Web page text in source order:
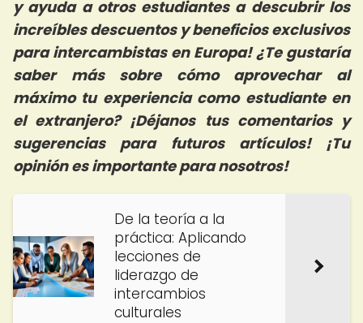
y ayuda a otros estudiantes a descubrir los
increíbles descuentos y beneficios exclusivos
para intercambistas en Europa! ¿Te gustaría
saber más sobre cómo aprovechar al
máximo tu experiencia como estudiante en
el extranjero? ¡Déjanos tus comentarios y
sugerencias para futuros artículos! ¡Tu
opinión es importante para nosotros!
De la teoría a la
práctica: Aplicando
lecciones de
liderazgo de
intercambios
culturales